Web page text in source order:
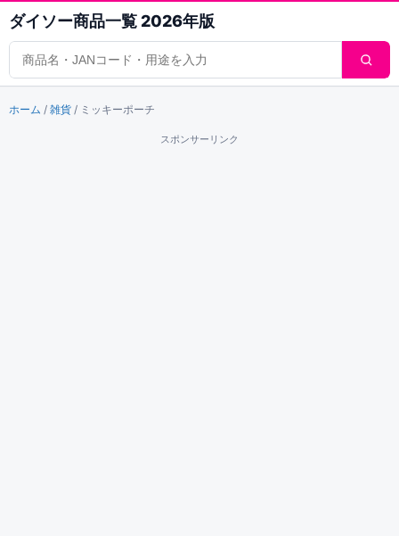
ダイソー商品一覧 2026年版
商品検索
ホーム / 雑貨 / ミッキーポーチ
スポンサーリンク